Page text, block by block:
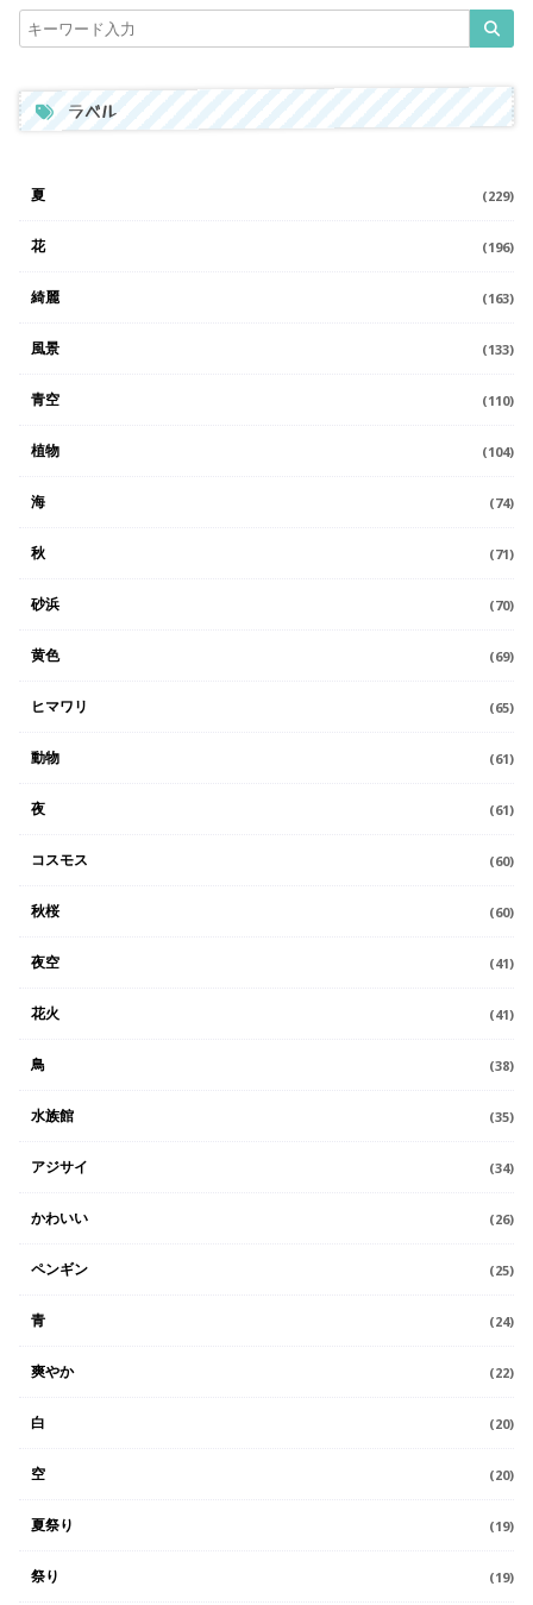
ラベル
夏 (229)
花 (196)
綺麗 (163)
風景 (133)
青空 (110)
植物 (104)
海 (74)
秋 (71)
砂浜 (70)
黄色 (69)
ヒマワリ (65)
動物 (61)
夜 (61)
コスモス (60)
秋桜 (60)
夜空 (41)
花火 (41)
鳥 (38)
水族館 (35)
アジサイ (34)
かわいい (26)
ペンギン (25)
青 (24)
爽やか (22)
白 (20)
空 (20)
夏祭り (19)
祭り (19)